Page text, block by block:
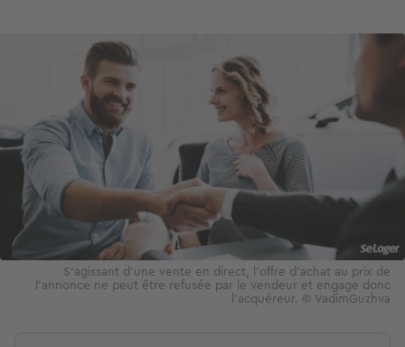
S'agissant d'une vente en direct, l'offre d'achat au prix de
l'annonce ne peut être refusée par le vendeur et engage donc
l'acquéreur. © VadimGuzhva